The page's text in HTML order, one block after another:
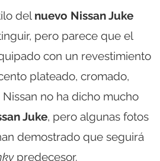
del nuevo Nissan Juke
pero parece que el
con un revestimiento
plateado, cromado,
no ha dicho mucho
Juke, pero algunas fotos
demostrado que seguirá
predecesor.